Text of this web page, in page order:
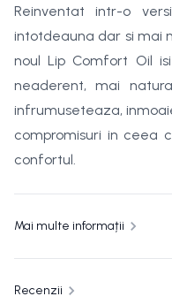
Reinventat intr-o
intotdeauna dar si mai
noul Lip Comfort Oil
neaderent, mai
infrumuseteaza,
compromisuri in ceea
confortul.
Mai multe informații
Recenzii